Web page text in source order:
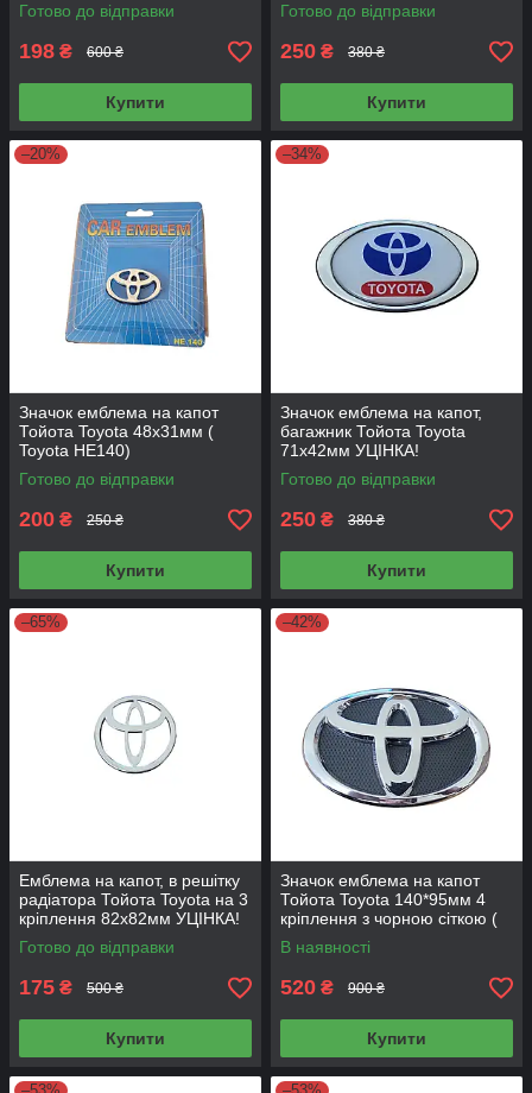
Готово до відправки
198 ₴ 600 ₴
Купити
Готово до відправки
250 ₴ 380 ₴
Купити
–20%
Значок емблема на капот
Тойота Toyota 48х31мм (
Toyota НЕ140)
Готово до відправки
200 ₴ 250 ₴
Купити
–34%
Значок емблема на капот,
багажник Тойота Toyota
71х42мм УЦІНКА!
Готово до відправки
250 ₴ 380 ₴
Купити
–65%
Емблема на капот, в решітку
радіатора Тойота Toyota на 3
кріплення 82х82мм УЦІНКА!
Готово до відправки
175 ₴ 500 ₴
Купити
–42%
Значок емблема на капот
Тойота Toyota 140*95мм 4
кріплення з чорною сіткою (
Toyota New)
В наявності
520 ₴ 900 ₴
Купити